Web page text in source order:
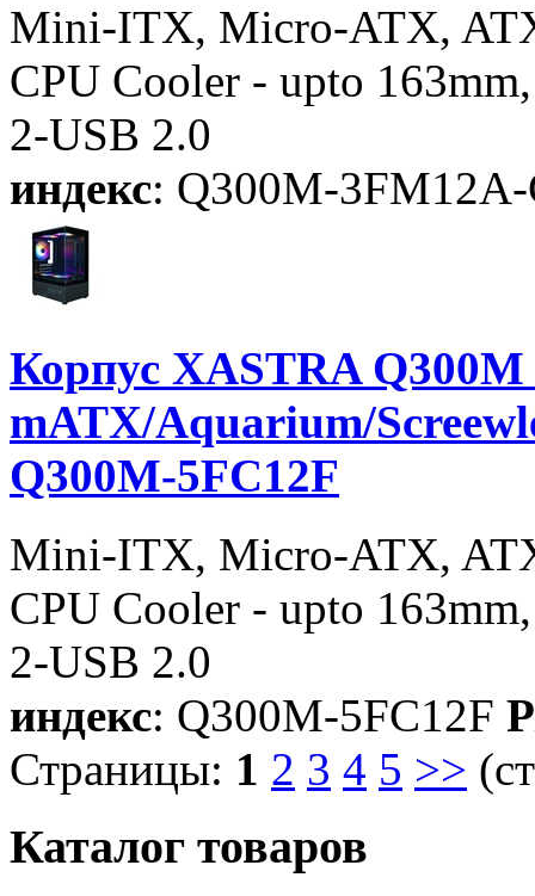
Mini-ITX, Micro-ATX,
CPU Cooler - upto
2-USB 2.0
индекс: Q300M-
Корпус XASTRA
mATX/Aquarium/
Q300M-5FC12F
Mini-ITX, Micro-ATX,
CPU Cooler - upto
2-USB 2.0
индекс: Q300M-5FC12F
Страницы: 1 2 3 4 5 >>
Каталог товаров